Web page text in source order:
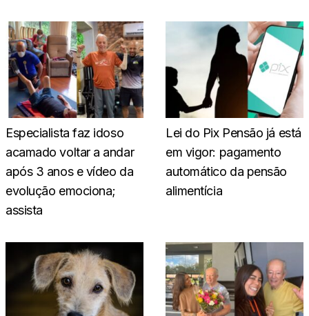
Especialista faz idoso
acamado voltar a andar
após 3 anos e vídeo da
evolução emociona;
assista
Lei do Pix Pensão já está
em vigor: pagamento
automático da pensão
alimentícia